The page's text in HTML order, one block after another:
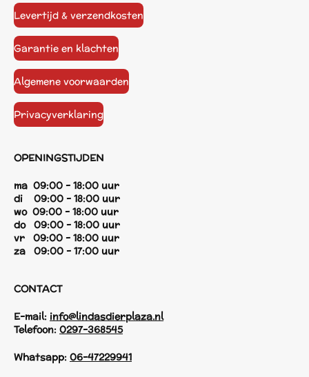
Levertijd & verzendkosten
Garantie en klachten
Algemene voorwaarden
Privacyverklaring
OPENINGSTIJDEN
ma 09:00 - 18:00 uur
di 09:00 - 18:00 uur
wo 09:00 - 18:00 uur
do 09:00 - 18:00 uur
vr 09:00 - 18:00 uur
za 09:00 - 17:00 uur
CONTACT
E-mail: info@lindasdierplaza.nl
Telefoon: 0297-368545
Whatsapp: 06-47229941